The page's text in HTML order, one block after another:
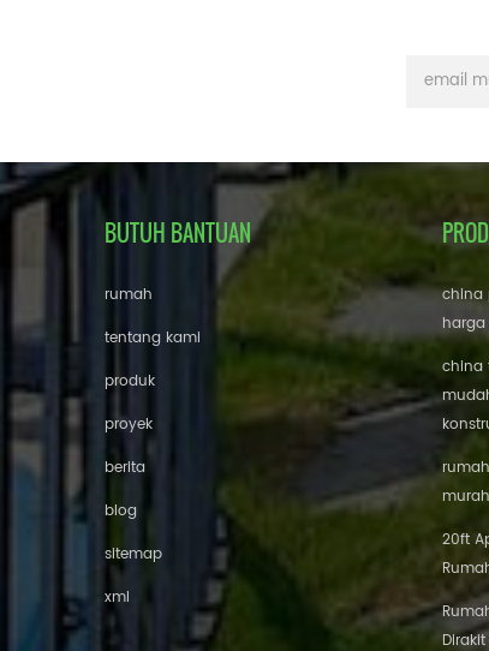
BUTUH BANTUAN
rumah
tentang kami
produk
proyek
berita
blog
sitemap
xml
china
china
murah
20ft